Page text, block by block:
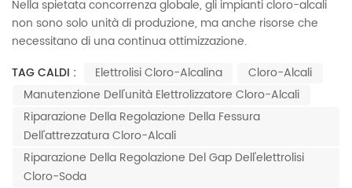
Nella spietata concorrenza globale, gli impianti cloro-alcali
non sono solo unità di produzione, ma anche risorse che
necessitano di una continua ottimizzazione.
TAG CALDI :
Elettrolisi Cloro-Alcalina
Cloro-Alcali
Manutenzione Dell'unità Elettrolizzatore Cloro-Alcali
Riparazione Della Regolazione Della Fessura
Dell'attrezzatura Cloro-Alcali
Riparazione Della Regolazione Del Gap Dell'elettrolisi
Cloro-Soda